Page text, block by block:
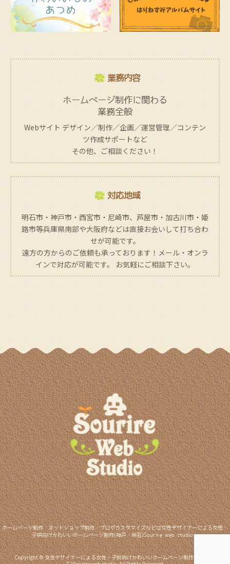
業務内容
ホームページ制作に関わる
業務全般
Webサイト デザイン／制作／企画／運営管理／コンテン
ツ作成サポートなど
その他、ご相談ください！
対応地域
明石市・神戸市・西宮市・尼崎市、芦屋市・加古川市・姫
路市等兵庫県南部や大阪府などは直接お会いして打ち合わ
せが可能です。
遠方の方からのご依頼も承っております！メール・オンラ
インで対応が可能です。 お気軽にご相談下さい。
ホームページ制作・ネットショップ制作・ブログカスタマイズなどは女性デザイナーによる女性・
子供向けかわいいホームページ制作(神戸・明石)Sourire web studioへ
Copyright © 女性デザイナーによる女性・子供向けかわいいホームページ制作(神戸・明